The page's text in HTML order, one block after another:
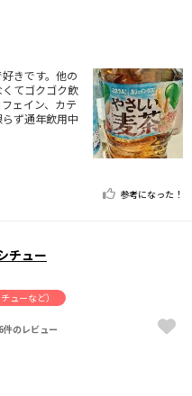
きです。他の
てゴクゴク飲
ェイン、カテ
ず通年飲用中
参考になった！
チュー
ューなど）
件のレビュー